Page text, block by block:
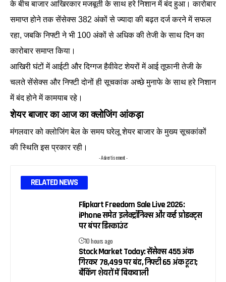
के बीच बाजार आखिरकार मजबूती के साथ हरे निशान में बंद हुआ। कारोबार
समाप्त होने तक सेंसेक्स 382 अंकों से ज्यादा की बढ़त दर्ज करने में सफल
रहा, जबकि निफ्टी ने भी 100 अंकों से अधिक की तेजी के साथ दिन का
कारोबार समाप्त किया।
आखिरी घंटों में आईटी और दिग्गज हैवीवेट शेयरों में आई तूफानी तेजी के
चलते सेंसेक्स और निफ्टी दोनों ही सूचकांक अच्छे मुनाफे के साथ हरे निशान
में बंद होने में कामयाब रहे।
शेयर बाजार का आज का क्लोजिंग आंकड़ा
मंगलवार को क्लोजिंग बेल के समय घरेलू शेयर बाजार के मुख्य सूचकांकों
की स्थिति इस प्रकार रही।
- Advertisement -
RELATED NEWS
Flipkart Freedom Sale Live 2026:
iPhone समेत इलेक्ट्रॉनिक्स और कई प्रोडक्ट्स
पर बंपर डिस्काउंट
10 hours ago
Stock Market Today: सेंसेक्स 455 अंक
गिरकर 78,499 पर बंद, निफ्टी 65 अंक टूटा;
बैंकिंग शेयरों में बिकवाली